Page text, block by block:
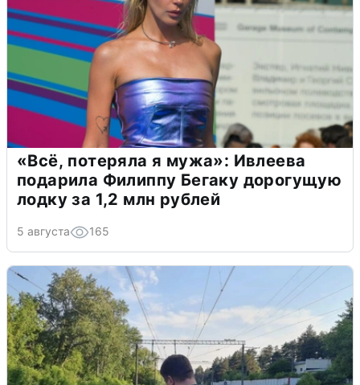
«Всё, потеряла я мужа»: Ивлеева
подарила Филиппу Бегаку дорогущую
лодку за 1,2 млн рублей
5 августа 165